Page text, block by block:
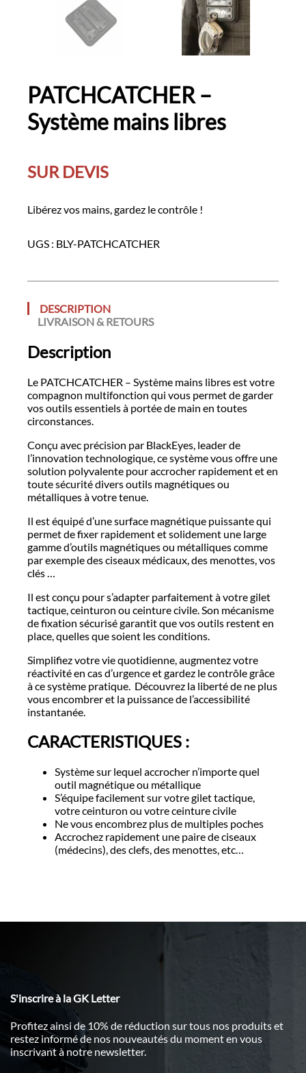
PATCHCATCHER –
Système mains libres
SUR DEVIS
Libérez vos mains, gardez le contrôle !
UGS : BLY-PATCHCATCHER
DESCRIPTION
LIVRAISON & RETOURS
Description
Le PATCHCATCHER – Système mains libres est votre
compagnon multifonction qui vous permet de garder
vos outils essentiels à portée de main en toutes
circonstances.
Conçu avec précision par BlackEyes, leader de
l’innovation technologique, ce système vous offre une
solution polyvalente pour accrocher rapidement et en
toute sécurité divers outils magnétiques ou
métalliques à votre tenue.
Il est équipé d’une surface magnétique puissante qui
permet de fixer rapidement et solidement une large
gamme d’outils magnétiques ou métalliques comme
par exemple des ciseaux médicaux, des menottes, vos
clés …
Il est conçu pour s’adapter parfaitement à votre gilet
tactique, ceinturon ou ceinture civile. Son mécanisme
de fixation sécurisé garantit que vos outils restent en
place, quelles que soient les conditions.
Simplifiez votre vie quotidienne, augmentez votre
réactivité en cas d’urgence et gardez le contrôle grâce
à ce système pratique. Découvrez la liberté de ne plus
vous encombrer et la puissance de l’accessibilité
instantanée.
CARACTERISTIQUES :
Système sur lequel accrocher n’importe quel
outil magnétique ou métallique
S’équipe facilement sur votre gilet tactique,
votre ceinturon ou votre ceinture civile
Ne vous encombrez plus de multiples poches
Accrochez rapidement une paire de ciseaux
(médecins), des clefs, des menottes, etc…
S'inscrire à la GK Letter
Profitez ainsi de 10% de réduction sur tous nos produits et
restez informé de nos nouveautés du moment en vous
inscrivant à notre newsletter.